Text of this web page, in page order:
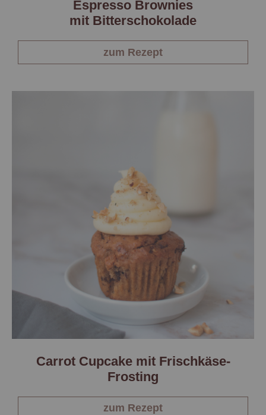
Espresso Brownies
mit Bitterschokolade
zum Rezept
Carrot Cupcake mit Frischkäse-
Frosting
zum Rezept